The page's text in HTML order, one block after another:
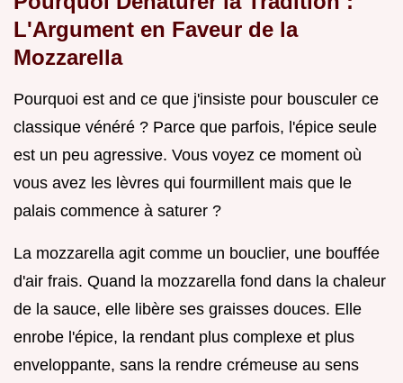
L'Argument en Faveur de la
Mozzarella
Pourquoi est and ce que j'insiste pour bousculer ce
classique vénéré ? Parce que parfois, l'épice seule
est un peu agressive. Vous voyez ce moment où
vous avez les lèvres qui fourmillent mais que le
palais commence à saturer ?
La mozzarella agit comme un bouclier, une bouffée
d'air frais. Quand la mozzarella fond dans la chaleur
de la sauce, elle libère ses graisses douces. Elle
enrobe l'épice, la rendant plus complexe et plus
enveloppante, sans la rendre crémeuse au sens